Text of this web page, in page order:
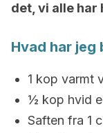
det, vi alle har
Hvad har jeg
1 kop varmt
½ kop hvid
Saften fra ​​1